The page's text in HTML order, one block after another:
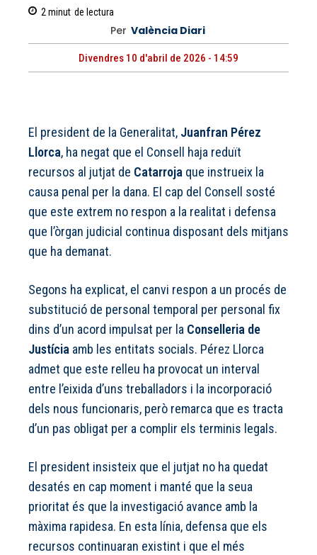
2 minut de lectura
Per València Diari
Divendres 10 d'abril de 2026 - 14:59
El president de la Generalitat, Juanfran Pérez
Llorca, ha negat que el Consell haja reduït
recursos al jutjat de Catarroja que instrueix la
causa penal per la dana. El cap del Consell sosté
que este extrem no respon a la realitat i defensa
que l’òrgan judicial continua disposant dels mitjans
que ha demanat.
Segons ha explicat, el canvi respon a un procés de
substitució de personal temporal per personal fix
dins d’un acord impulsat per la Conselleria de
Justícia amb les entitats socials. Pérez Llorca
admet que este relleu ha provocat un interval
entre l’eixida d’uns treballadors i la incorporació
dels nous funcionaris, però remarca que es tracta
d’un pas obligat per a complir els terminis legals.
El president insisteix que el jutjat no ha quedat
desatés en cap moment i manté que la seua
prioritat és que la investigació avance amb la
màxima rapidesa. En esta línia, defensa que els
recursos continuaran existint i que el més